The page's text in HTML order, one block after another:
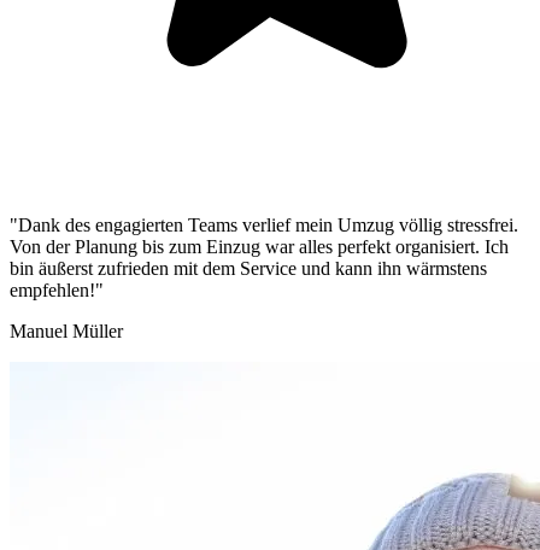
"Dank des engagierten Teams verlief mein Umzug völlig stressfrei.
Von der Planung bis zum Einzug war alles perfekt organisiert. Ich
bin äußerst zufrieden mit dem Service und kann ihn wärmstens
empfehlen!"
Manuel Müller